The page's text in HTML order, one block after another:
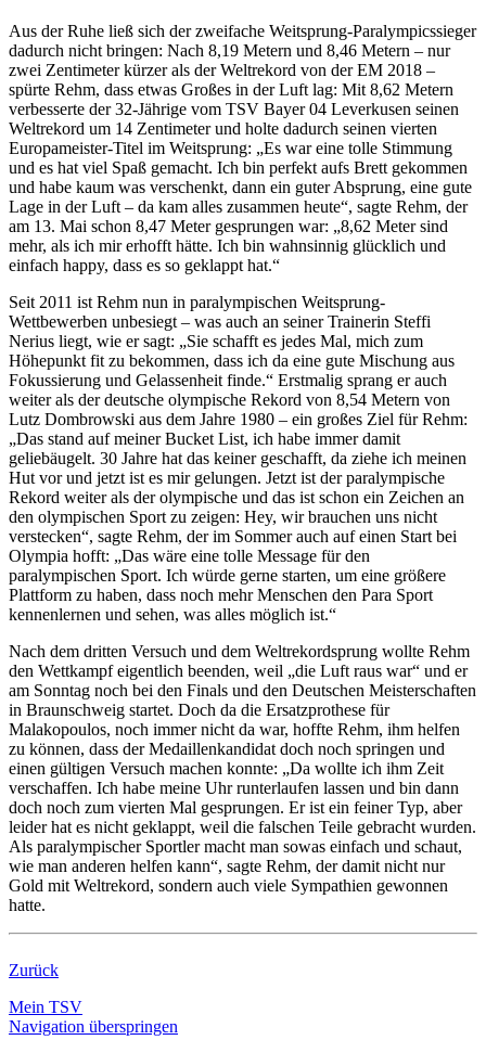
Aus der Ruhe ließ sich der zweifache Weitsprung-Paralympicssieger
dadurch nicht bringen: Nach 8,19 Metern und 8,46 Metern – nur
zwei Zentimeter kürzer als der Weltrekord von der EM 2018 –
spürte Rehm, dass etwas Großes in der Luft lag: Mit 8,62 Metern
verbesserte der 32-Jährige vom TSV Bayer 04 Leverkusen seinen
Weltrekord um 14 Zentimeter und holte dadurch seinen vierten
Europameister-Titel im Weitsprung: „Es war eine tolle Stimmung
und es hat viel Spaß gemacht. Ich bin perfekt aufs Brett gekommen
und habe kaum was verschenkt, dann ein guter Absprung, eine gute
Lage in der Luft – da kam alles zusammen heute“, sagte Rehm, der
am 13. Mai schon 8,47 Meter gesprungen war: „8,62 Meter sind
mehr, als ich mir erhofft hätte. Ich bin wahnsinnig glücklich und
einfach happy, dass es so geklappt hat.“
Seit 2011 ist Rehm nun in paralympischen Weitsprung-
Wettbewerben unbesiegt – was auch an seiner Trainerin Steffi
Nerius liegt, wie er sagt: „Sie schafft es jedes Mal, mich zum
Höhepunkt fit zu bekommen, dass ich da eine gute Mischung aus
Fokussierung und Gelassenheit finde.“ Erstmalig sprang er auch
weiter als der deutsche olympische Rekord von 8,54 Metern von
Lutz Dombrowski aus dem Jahre 1980 – ein großes Ziel für Rehm:
„Das stand auf meiner Bucket List, ich habe immer damit
geliebäugelt. 30 Jahre hat das keiner geschafft, da ziehe ich meinen
Hut vor und jetzt ist es mir gelungen. Jetzt ist der paralympische
Rekord weiter als der olympische und das ist schon ein Zeichen an
den olympischen Sport zu zeigen: Hey, wir brauchen uns nicht
verstecken“, sagte Rehm, der im Sommer auch auf einen Start bei
Olympia hofft: „Das wäre eine tolle Message für den
paralympischen Sport. Ich würde gerne starten, um eine größere
Plattform zu haben, dass noch mehr Menschen den Para Sport
kennenlernen und sehen, was alles möglich ist.“
Nach dem dritten Versuch und dem Weltrekordsprung wollte Rehm
den Wettkampf eigentlich beenden, weil „die Luft raus war“ und er
am Sonntag noch bei den Finals und den Deutschen Meisterschaften
in Braunschweig startet. Doch da die Ersatzprothese für
Malakopoulos, noch immer nicht da war, hoffte Rehm, ihm helfen
zu können, dass der Medaillenkandidat doch noch springen und
einen gültigen Versuch machen konnte: „Da wollte ich ihm Zeit
verschaffen. Ich habe meine Uhr runterlaufen lassen und bin dann
doch noch zum vierten Mal gesprungen. Er ist ein feiner Typ, aber
leider hat es nicht geklappt, weil die falschen Teile gebracht wurden.
Als paralympischer Sportler macht man sowas einfach und schaut,
wie man anderen helfen kann“, sagte Rehm, der damit nicht nur
Gold mit Weltrekord, sondern auch viele Sympathien gewonnen
hatte.
Zurück
Mein TSV
Navigation überspringen